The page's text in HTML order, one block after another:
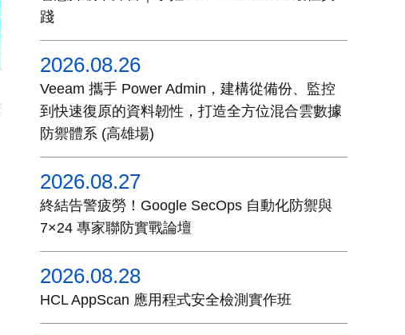
踐
2026.08.26
Veeam 攜手 Power Admin，建構從備份、監控
到快速復原的資料韌性，打造全方位混合雲數據
防禦體系 (高雄場)
2026.08.27
終結告警疲勞！Google SecOps 自動化防禦與
7×24 專家聯防實戰論壇
2026.08.28
HCL AppScan 應用程式安全檢測實作班